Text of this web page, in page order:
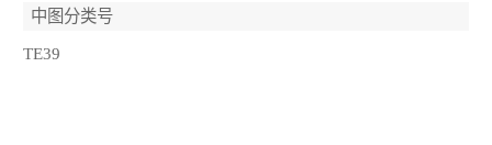
中图分类号
TE39